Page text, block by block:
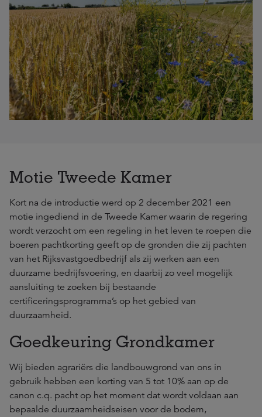
Motie Tweede Kamer
Kort na de introductie werd op 2 december 2021 een
motie ingediend in de Tweede Kamer waarin de regering
wordt verzocht om een regeling in het leven te roepen die
boeren pachtkorting geeft op de gronden die zij pachten
van het Rijksvastgoedbedrijf als zij werken aan een
duurzame bedrijfsvoering, en daarbij zo veel mogelijk
aansluiting te zoeken bij bestaande
certificeringsprogramma’s op het gebied van
duurzaamheid.
Goedkeuring Grondkamer
Wij bieden agrariërs die landbouwgrond van ons in
gebruik hebben een korting van 5 tot 10% aan op de
canon c.q. pacht op het moment dat wordt voldaan aan
bepaalde duurzaamheidseisen voor de bodem,